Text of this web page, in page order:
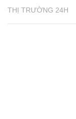
THỊ TRƯỜNG 24H